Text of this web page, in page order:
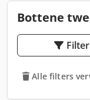
Bottene
Filter
Alle filters